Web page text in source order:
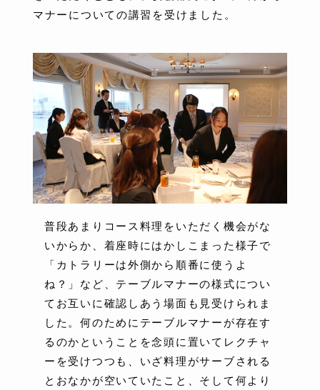
マナーについての講習を受けました。
普段あまりコース料理をいただく機会がな
いからか、着座時にはかしこまった様子で
「カトラリーは外側から順番に使うよ
ね？」など、テーブルマナーの様式につい
てお互いに確認しあう場面も見受けられま
した。何のためにテーブルマナーが存在す
るのかということを念頭に置いてレクチャ
ーを受けつつも、いざ料理がサーブされる
とおなかが空いていたこと、そして何より